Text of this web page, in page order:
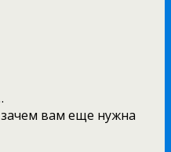
вам еще нужна